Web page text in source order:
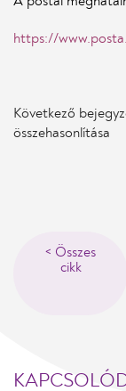
https://
Következő
összehasonlítása
< Összes
cikk